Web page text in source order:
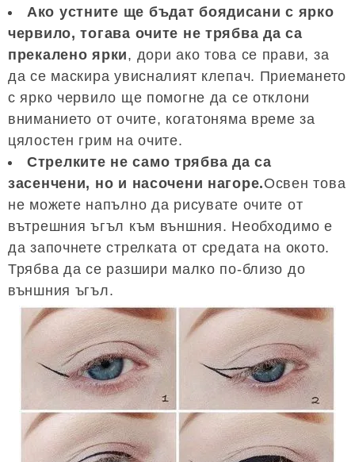
Ако устните ще бъдат боядисани с ярко
червило, тогава очите не трябва да са
прекалено ярки, дори ако това се прави, за
да се маскира увисналият клепач. Приемането
с ярко червило ще помогне да се отклони
вниманието от очите, когатоняма време за
цялостен грим на очите.
Стрелките не само трябва да са
засенчени, но и насочени нагоре.Освен това
не можете напълно да рисувате очите от
вътрешния ъгъл към външния. Необходимо е
да започнете стрелката от средата на окото.
Трябва да се разшири малко по-близо до
външния ъгъл.